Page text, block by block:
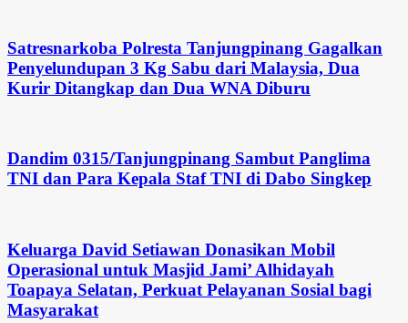
Satresnarkoba Polresta Tanjungpinang Gagalkan
Penyelundupan 3 Kg Sabu dari Malaysia, Dua
Kurir Ditangkap dan Dua WNA Diburu
Dandim 0315/Tanjungpinang Sambut Panglima
TNI dan Para Kepala Staf TNI di Dabo Singkep
Keluarga David Setiawan Donasikan Mobil
Operasional untuk Masjid Jami’ Alhidayah
Toapaya Selatan, Perkuat Pelayanan Sosial bagi
Masyarakat